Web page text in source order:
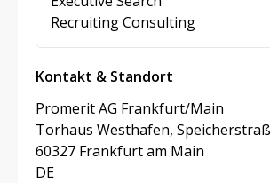
Recruiting Consulting
Kontakt & Standort
Promerit AG Frankfurt/Main
Torhaus Westhafen,
60327 Frankfurt am Main
DE